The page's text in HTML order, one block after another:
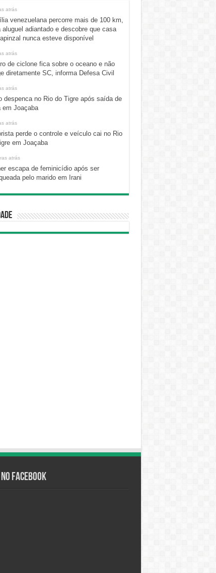
atrás
venezuelana percorre mais de 100 km,
aluguel adiantado e descobre que casa
nunca esteve disponível
atrás
de ciclone fica sobre o oceano e não
diretamente SC, informa Defesa Civil
atrás
despenca no Rio do Tigre após saída de
em Joaçaba
atrás
perde o controle e veículo cai no Rio
em Joaçaba
atrás
escapa de feminicídio após ser
pelo marido em Irani
Facebook